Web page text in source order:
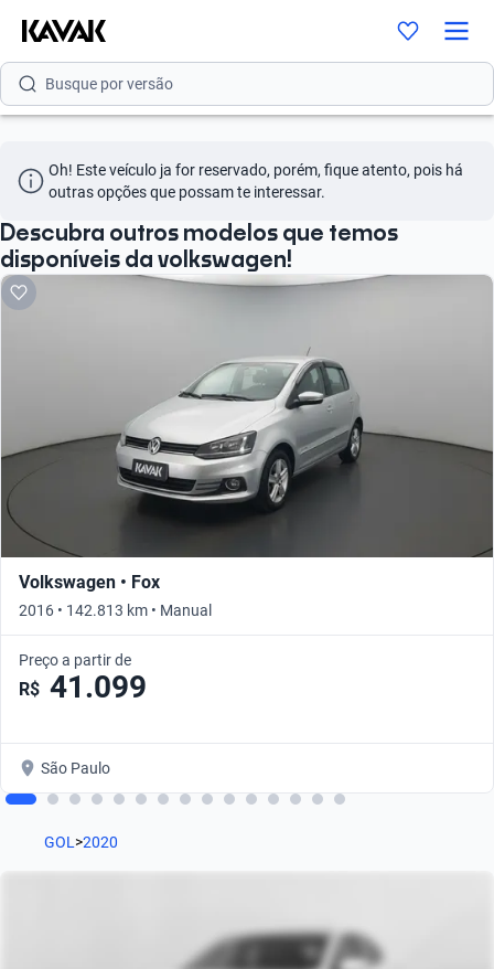
Busque por modelo
Busque por versão
Busque por marca
Busque por modelo
Busque por versão
Oh! Este veículo ja for reservado, porém, fique atento, pois há
outras opções que possam te interessar.
Descubra outros modelos que temos
disponíveis da volkswagen!
Volkswagen • Fox
2016 • 142.813 km • Manual
Preço a partir de
R$ 41.099
São Paulo
GOL >2020